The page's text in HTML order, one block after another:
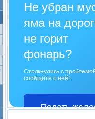
Не убран
яма на
не горит
фонарь?
Столкнулись с
сообщите о ней!
Подать